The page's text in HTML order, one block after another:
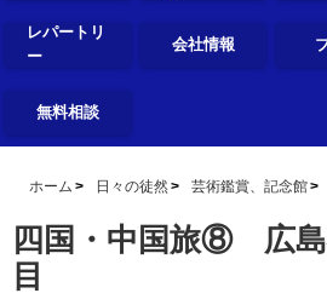
レパートリ
ー
会社情報
無料相談
ホーム 日々の徒然 芸術鑑賞、記念館
四国・中国旅⑧ 広島
目